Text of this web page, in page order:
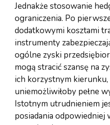
Jednakże stosowanie
ograniczenia. Po
dodatkowymi kosztami
instrumenty
ogólne zyski
mogą stracić szansę na
ich korzystnym kierunku,
uniemożliwiłoby pełne
Istotnym utrudnieniem
posiadania odpowiedniej